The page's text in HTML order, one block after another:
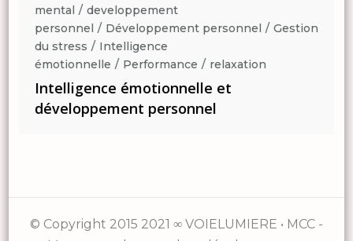
mental
developpement
personnel
Développement personnel
Gestion
du stress
Intelligence
émotionnelle
Performance relaxation
Intelligence émotionnelle et
développement personnel
© Copyright 2015 2021 ∞ VOIELUMIERE • MCC -